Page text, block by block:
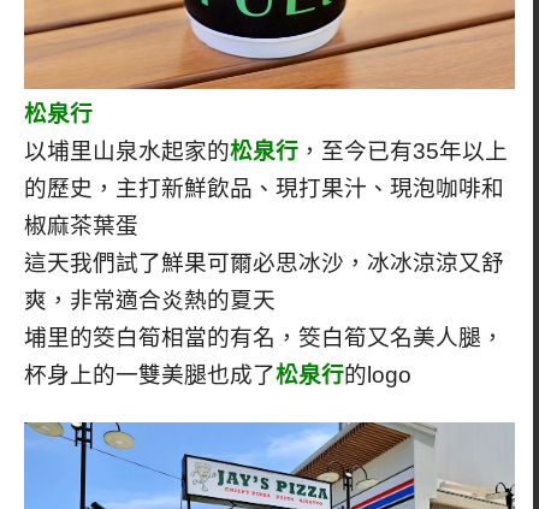
松泉行
以埔里山泉水起家的松泉行 ，至今已有35年以上
的歷史，主打新鮮飲品、現打果汁、現泡咖啡和
椒麻茶葉蛋
這天我們試了鮮果可爾必思冰沙，冰冰涼涼又舒
爽，非常適合炎熱的夏天
埔里的筊白筍相當的有名，筊白筍又名美人腿，
杯身上的一雙美腿也成了松泉行的logo